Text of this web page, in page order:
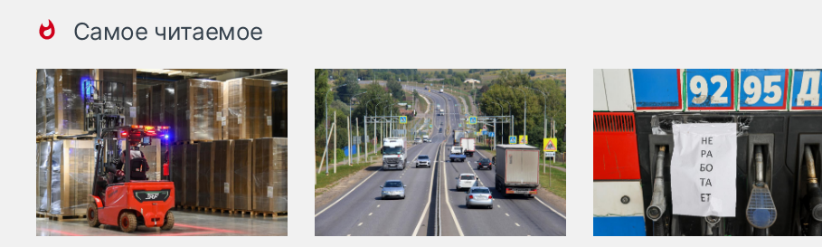
Самое читаемое